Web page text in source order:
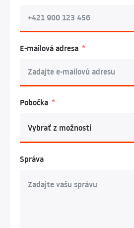
E-mailová adresa
Pobočka
Správa